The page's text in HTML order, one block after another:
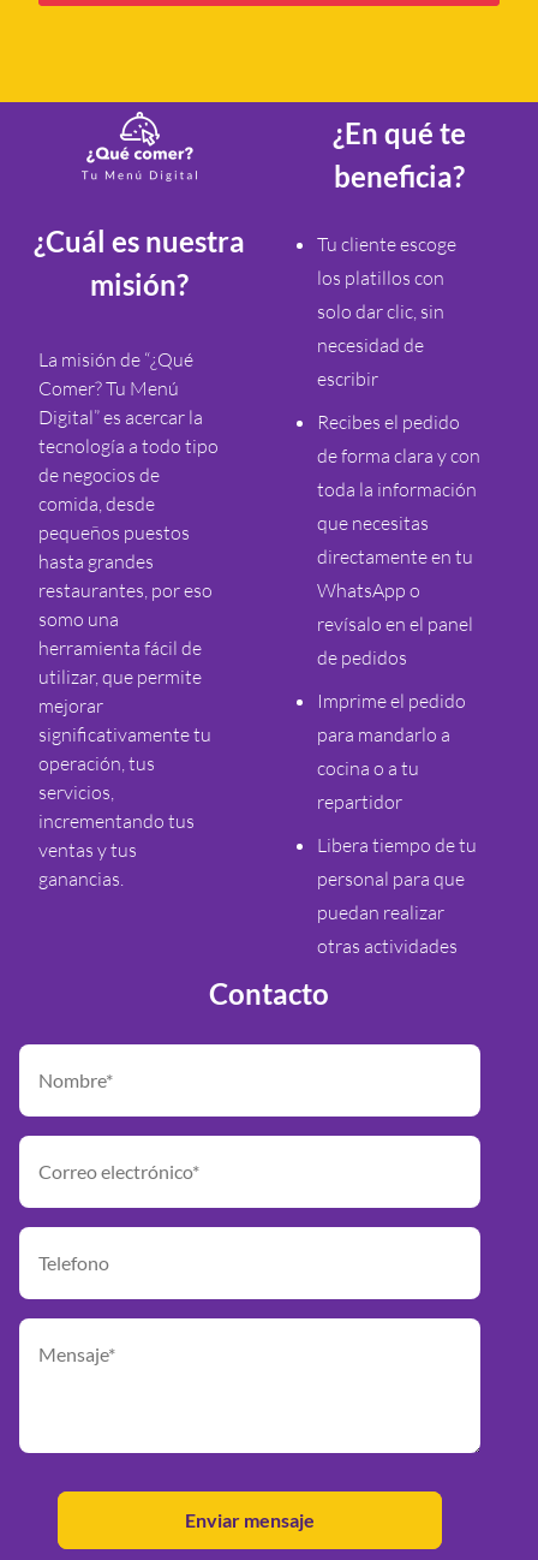
¿Cuál es nuestra
misión?
La misión de “¿Qué
Comer? Tu Menú
Digital” es acercar la
tecnología a todo tipo
de negocios de
comida, desde
pequeños puestos
hasta grandes
restaurantes, por eso
somo una
herramienta fácil de
utilizar, que permite
mejorar
significativamente tu
operación, tus
servicios,
incrementando tus
ventas y tus
ganancias.
¿En qué te
beneficia?
Tu cliente escoge
los platillos con
solo dar clic, sin
necesidad de
escribir
Recibes el pedido
de forma clara y con
toda la información
que necesitas
directamente en tu
WhatsApp o
revísalo en el panel
de pedidos
Imprime el pedido
para mandarlo a
cocina o a tu
repartidor
Libera tiempo de tu
personal para que
puedan realizar
otras actividades
Contacto